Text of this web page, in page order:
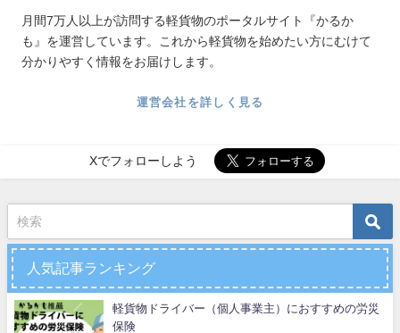
月間7万人以上が訪問する軽貨物のポータルサイト『かるか
も』を運営しています。これから軽貨物を始めたい方にむけて
分かりやすく情報をお届けします。
運営会社を詳しく見る
Xでフォローしよう
人気記事ランキング
軽貨物ドライバー（個人事業主）におすすめの労災
保険